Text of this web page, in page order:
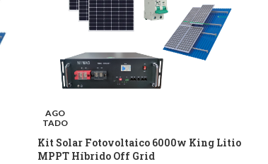
AGO
TADO
Kit Solar Fotovoltaico 6000w King Litio
MPPT Híbrido Off Grid